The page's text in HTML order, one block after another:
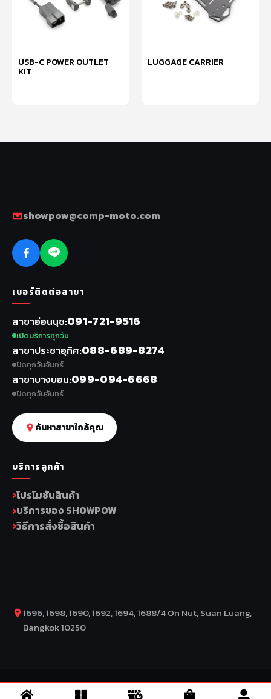
USB-C POWER OUTLET
KIT
LUGGAGE CARRIER
showpow@comp-moto.com
เบอร์ติดต่อสาขา
สาขาอ่อนนุช 091-721-9516
เปิดบริการทุกวัน
สาขาประชาอุทิศ 088-689-8274
ปิดทุกวันจันทร์
สาขาบางบอน 099-094-6668
ปิดทุกวันจันทร์
ค้นหาสาขาใกล้คุณ
บริการลูกค้า
โปรโมชันสินค้า
บริการของ SHOWPOW
วิธีการสั่งซื้อสินค้า
1696, 1698, 1690, 1692, 1694, 1688/4 On Nut, Suan Luang,
Bangkok 10250
COPYRIGHT BY COMP MOTO CO., LTD © 2026– SuperBike x